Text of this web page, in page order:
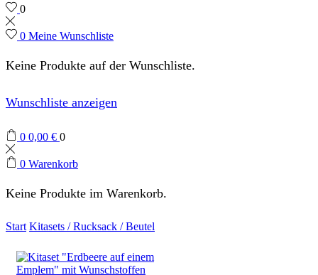
0
0 Meine Wunschliste
Keine Produkte auf der Wunschliste.
Wunschliste anzeigen
0 0,00 € 0
0 Warenkorb
Keine Produkte im Warenkorb.
Start Kitasets / Rucksack / Beutel